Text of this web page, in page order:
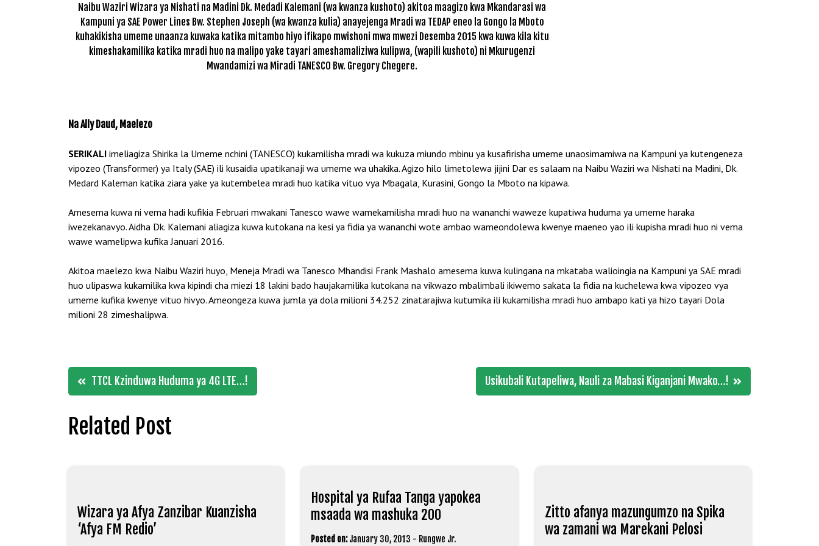
Naibu Waziri Wizara ya Nishati na Madini Dk. Medadi Kalemani (wa kwanza kushoto) akitoa maagizo kwa Mkandarasi wa
Kampuni ya SAE Power Lines Bw. Stephen Joseph (wa kwanza kulia) anayejenga Mradi wa TEDAP eneo la Gongo la Mboto
kuhakikisha umeme unaanza kuwaka katika mitambo hiyo ifikapo mwishoni mwa mwezi Desemba 2015 kwa kuwa kila kitu
kimeshakamilika katika mradi huo na malipo yake tayari ameshamaliziwa kulipwa, (wapili kushoto) ni Mkurugenzi
Mwandamizi wa Miradi TANESCO Bw. Gregory Chegere.
Na Ally Daud, Maelezo
SERIKALI imeliagiza Shirika la Umeme nchini (TANESCO) kukamilisha mradi wa kukuza miundo mbinu ya kusafirisha umeme unaosimamiwa na Kampuni ya kutengeneza
vipozeo (Transformer) ya Italy (SAE) ili kusaidia upatikanaji wa umeme wa uhakika. Agizo hilo limetolewa jijini Dar es salaam na Naibu Waziri wa Nishati na Madini, Dk.
Medard Kaleman katika ziara yake ya kutembelea mradi huo katika vituo vya Mbagala, Kurasini, Gongo la Mboto na kipawa.
Amesema kuwa ni vema hadi kufikia Februari mwakani Tanesco wawe wamekamilisha mradi huo na wananchi waweze kupatiwa huduma ya umeme haraka
iwezekanavyo. Aidha Dk. Kalemani aliagiza kuwa kutokana na kesi ya fidia ya wananchi wote ambao wameondolewa kwenye maeneo yao ili kupisha mradi huo ni vema
wawe wamelipwa kufika Januari 2016.
Akitoa maelezo kwa Naibu Waziri huyo, Meneja Mradi wa Tanesco Mhandisi Frank Mashalo amesema kuwa kulingana na mkataba walioingia na Kampuni ya SAE mradi
huo ulipaswa kukamilika kwa kipindi cha miezi 18 lakini bado haujakamilika kutokana na vikwazo mbalimbali ikiwemo sakata la fidia na kuchelewa kwa vipozeo vya
umeme kufika kwenye vituo hivyo. Ameongeza kuwa jumla ya dola milioni 34.252 zinatarajiwa kutumika ili kukamilisha mradi huo ambapo kati ya hizo tayari Dola
milioni 28 zimeshalipwa.
Post
navigation
TTCL Kzinduwa Huduma ya 4G LTE…! Usikubali Kutapeliwa, Nauli za Mabasi Kiganjani Mwako…!
Related Post
Wizara ya Afya Zanzibar Kuanzisha
‘Afya FM Redio’
Hospital ya Rufaa Tanga yapokea
msaada wa mashuka 200
Posted on: January 30, 2013 - Rungwe Jr.
Zitto afanya mazungumzo na Spika
wa zamani wa Marekani Pelosi